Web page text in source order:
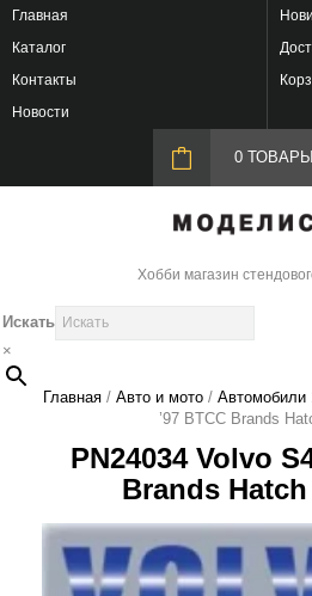
Главная
Каталог
Контакты
Новости
0 ТОВАРЫ
Хобби магазин
Искать
×
Главная/ Авто и мото/ Автомобили
’97 BTCC Brands
PN24034 Volvo
Brands